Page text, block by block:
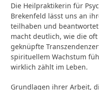
Die Heilpraktikerin für
Brekenfeld lässt uns an
teilhaben und
macht deutlich, wie die
geknüpfte
spirituellem Wachstum
wirklich zählt im Leben.
Grundlagen ihrer Arbeit,